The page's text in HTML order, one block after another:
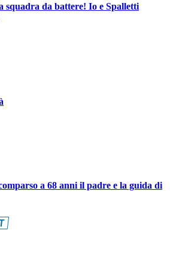
squadra da battere! Io e Spalletti
a 68 anni il padre e la guida di